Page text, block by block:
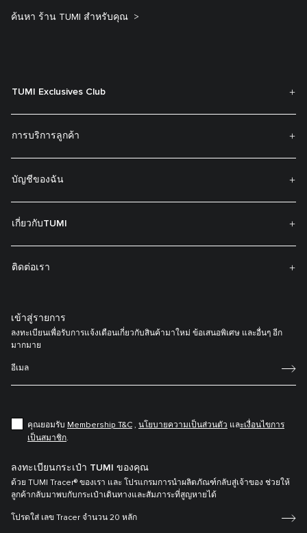
ค้นหา ร้าน TUMI สำหรับคุณ
TUMI Exclusives Club
การบริการลูกค้า
บัญชีของฉัน
เกี่ยวกับTUMI
ติดต่อเรา
เข้าสู่รายการ
ลงทะเบียนเพื่อรับการแจ้งเตือนเกี่ยวกับสินค้ามาใหม่ ข้อเสนอพิเศษ และอื่นๆ อีก
มากมาย
คุณยอมรับ Membership T&C , นโยบายความเป็นส่วนตัว และเงื่อนไขการ
เป็นสมาชิก.
ลงทะเบียนกระเป๋า TUMI ของคุณ
ด้วย TUMI Tracer® ของเรา และ โปรแกรมการนำผลิตภัณฑ์กลับสู่เจ้าของ ช่วยให้
ลูกค้ากลับมาพบกับกระเป๋าเดินทางและสัมภาระที่สูญหายได้